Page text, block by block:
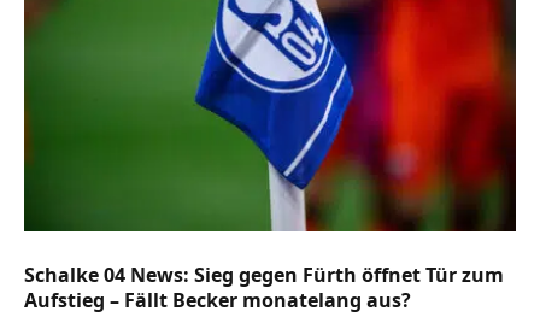
Schalke 04 News: Sieg gegen Fürth öffnet Tür zum
Aufstieg – Fällt Becker monatelang aus?